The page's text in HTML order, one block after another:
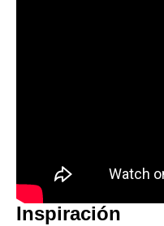
Inspiración